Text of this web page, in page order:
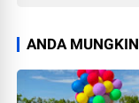
ANDA